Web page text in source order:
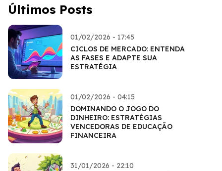
Últimos Posts
01/02/2026 - 17:45
CICLOS DE MERCADO: ENTENDA
AS FASES E ADAPTE SUA
ESTRATÉGIA
01/02/2026 - 04:15
DOMINANDO O JOGO DO
DINHEIRO: ESTRATÉGIAS
VENCEDORAS DE EDUCAÇÃO
FINANCEIRA
31/01/2026 - 22:10